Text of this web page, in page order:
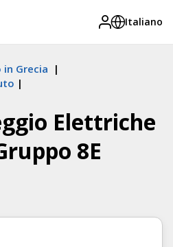
Italiano
Grecia
Elettriche
8E